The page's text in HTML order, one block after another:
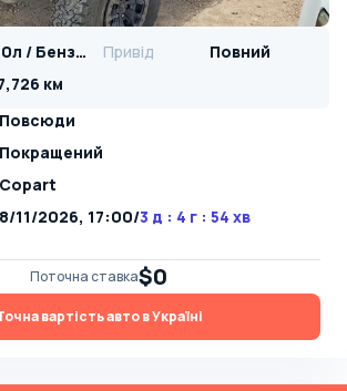
3.0л / Бензин Привід
Повний
км
Повсюди
Покращений
Copart
8/11/2026, 17:00/3 д : 4 г : 54 хв
Поточна ставка$0
вартість авто в Україні